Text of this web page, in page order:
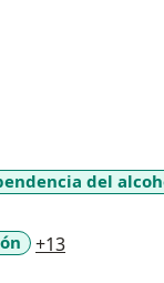
del
+13